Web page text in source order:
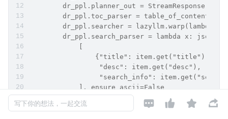
dr_ppl.planner_out =
dr_ppl.toc_parser =
dr_ppl.searcher = lazyllm.warp(lambda x:
dr_ppl.search_parser = lambda x:
            [
                {"title": item.get("title"),
                 "desc": item.get("desc"),
"search_info":
            ], ensure_ascii=False
            )  # 提取大纲中写作所需信息
dr_ppl.gen_report =
写下你的想法，一起交流    